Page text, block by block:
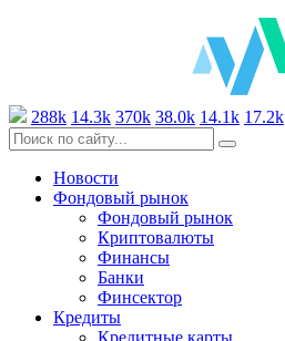
288k 14.3k 370k 38.0k 14.1k 17.2k
Новости
Фондовый рынок
Фондовый рынок
Криптовалюты
Финансы
Банки
Финсектор
Кредиты
Кредитные карты